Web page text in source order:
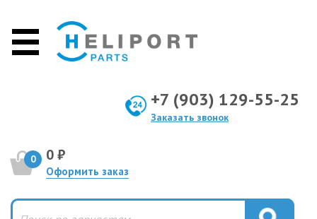
+7 (903) 129-55-25
Заказать звонок
0 0 ₽
Оформить заказ